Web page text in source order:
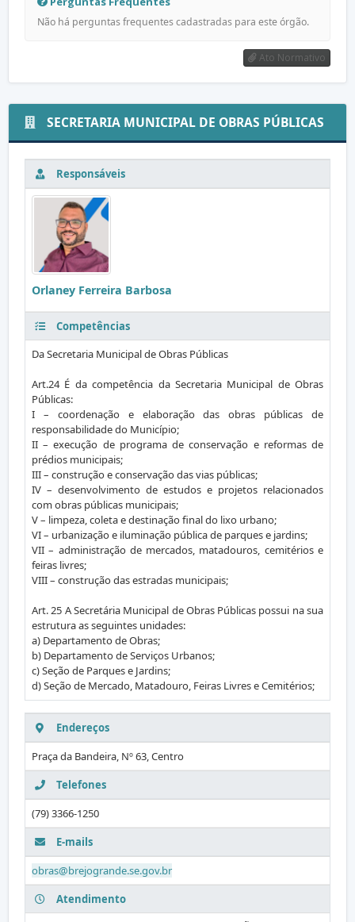
Não há perguntas frequentes cadastradas para este órgão.
Ato Normativo
SECRETARIA MUNICIPAL DE OBRAS PÚBLICAS
Responsáveis
Orlaney Ferreira Barbosa
Competências
Da Secretaria Municipal de Obras Públicas
Art.24 É da competência da Secretaria Municipal de Obras
Públicas:
I – coordenação e elaboração das obras públicas de
responsabilidade do Município;
II – execução de programa de conservação e reformas de
prédios municipais;
III – construção e conservação das vias públicas;
IV – desenvolvimento de estudos e projetos relacionados
com obras públicas municipais;
V – limpeza, coleta e destinação final do lixo urbano;
VI – urbanização e iluminação pública de parques e jardins;
VII – administração de mercados, matadouros, cemitérios e
feiras livres;
VIII – construção das estradas municipais;
Art. 25 A Secretária Municipal de Obras Públicas possui na sua
estrutura as seguintes unidades:
a) Departamento de Obras;
b) Departamento de Serviços Urbanos;
c) Seção de Parques e Jardins;
d) Seção de Mercado, Matadouro, Feiras Livres e Cemitérios;
Endereços
Praça da Bandeira, Nº 63, Centro
Telefones
(79) 3366-1250
E-mails
obras@brejogrande.se.gov.br
Atendimento